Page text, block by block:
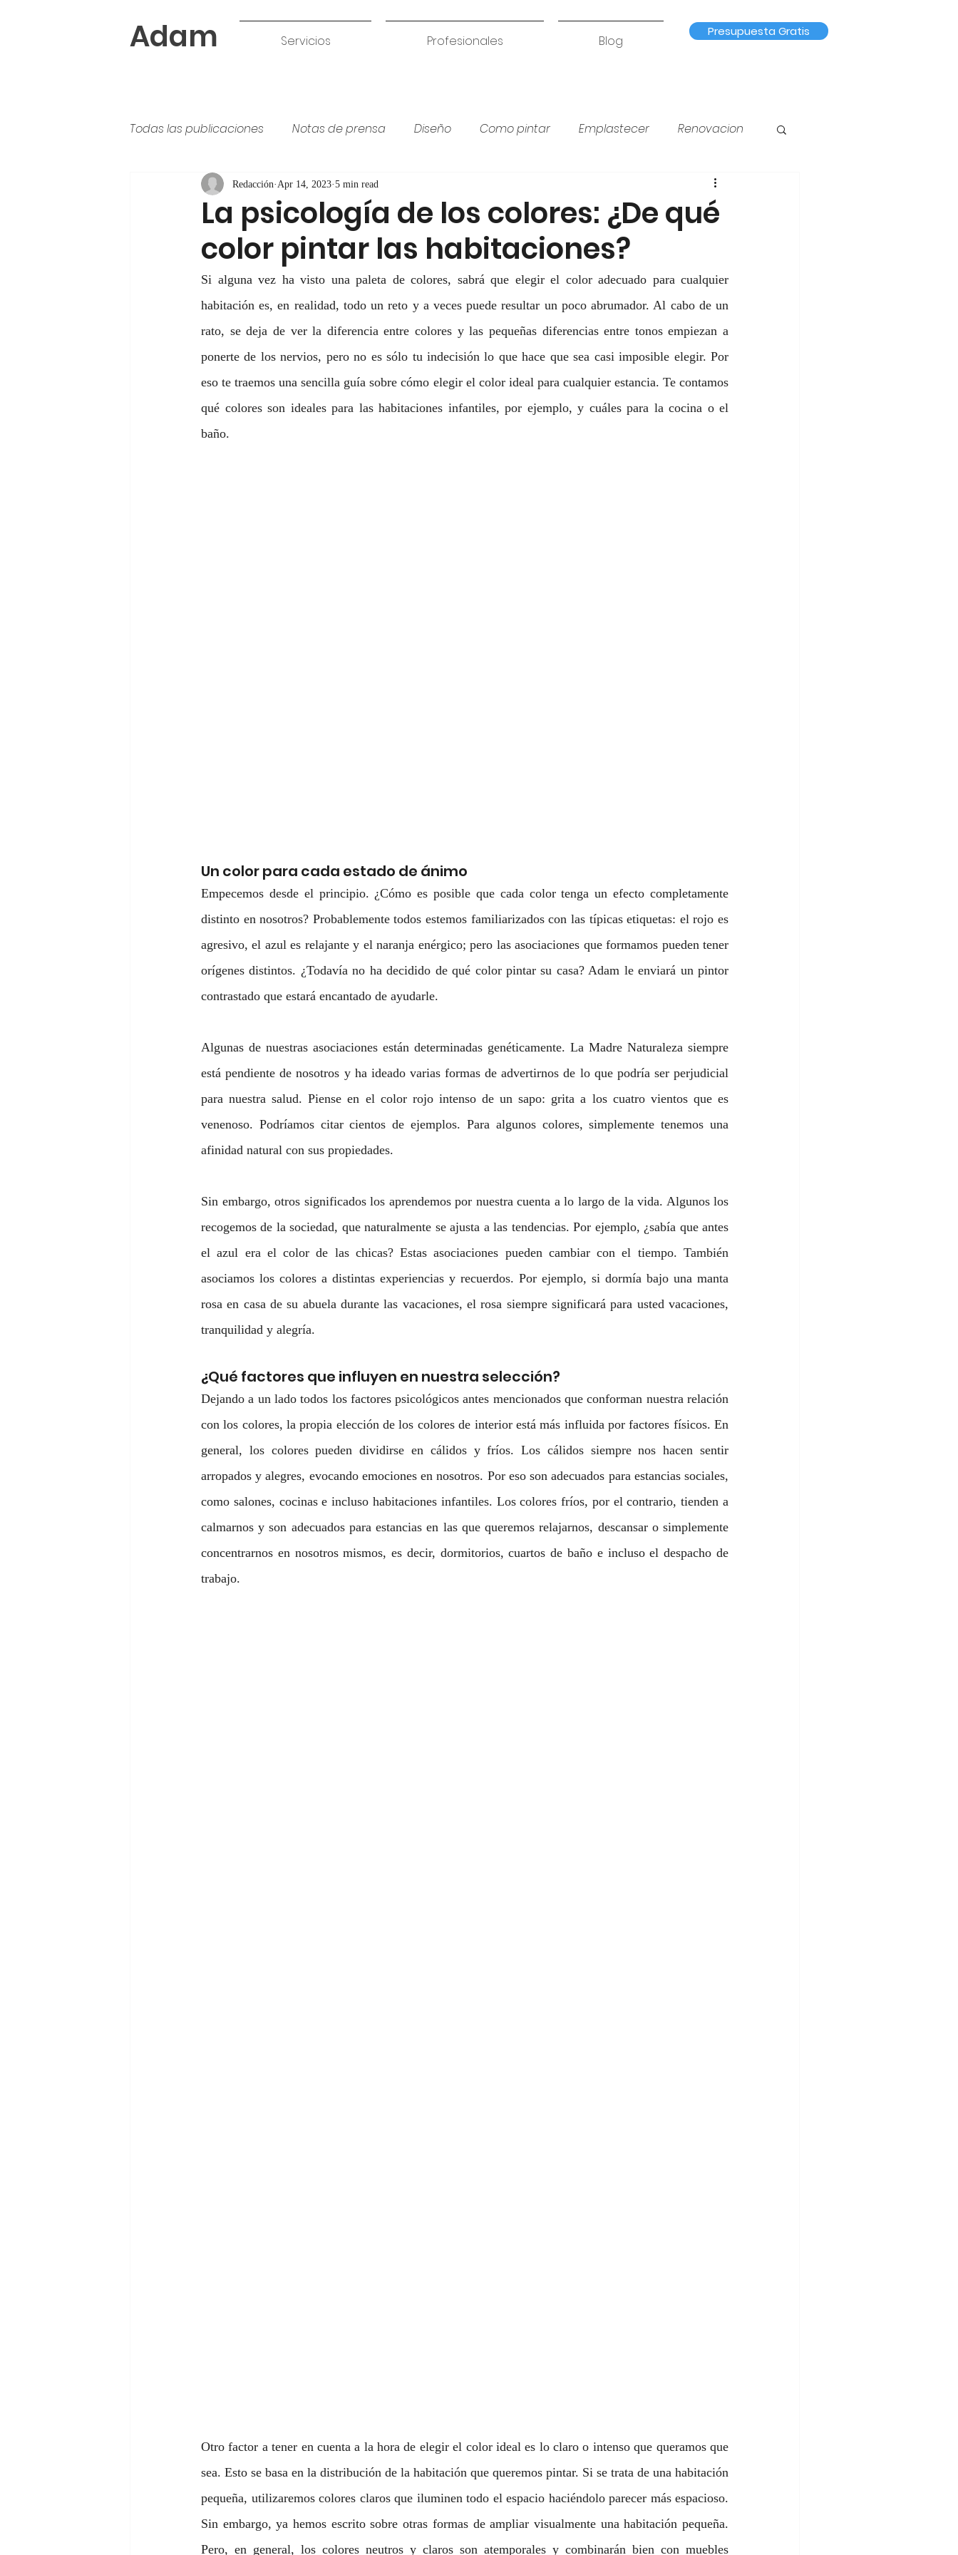
Adam Servicios Profesionales Blog
Presupuesta Gratis
Todas las publicaciones Notas de prensa Diseño Como pintar Emplastecer Renovacion
Tipos de pintura colores Colores para habitación Iluminación
La psicología de los colores: ¿De qué
color pintar las habitaciones?
Redacción Apr 14, 2023 5 min read
Si alguna vez ha visto una paleta de colores, sabrá que elegir el color adecuado para cualquier
habitación es, en realidad, todo un reto y a veces puede resultar un poco abrumador. Al cabo de un
rato, se deja de ver la diferencia entre colores y las pequeñas diferencias entre tonos empiezan a
ponerte de los nervios, pero no es sólo tu indecisión lo que hace que sea casi imposible elegir. Por
eso te traemos una sencilla guía sobre cómo elegir el color ideal para cualquier estancia. Te contamos
qué colores son ideales para las habitaciones infantiles, por ejemplo, y cuáles para la cocina o el
baño.
Un color para cada estado de ánimo
Empecemos desde el principio. ¿Cómo es posible que cada color tenga un efecto completamente
distinto en nosotros? Probablemente todos estemos familiarizados con las típicas etiquetas: el rojo es
agresivo, el azul es relajante y el naranja enérgico; pero las asociaciones que formamos pueden tener
orígenes distintos. ¿Todavía no ha decidido de qué color pintar su casa? Adam le enviará un pintor
contrastado que estará encantado de ayudarle.
Algunas de nuestras asociaciones están determinadas genéticamente. La Madre Naturaleza siempre
está pendiente de nosotros y ha ideado varias formas de advertirnos de lo que podría ser perjudicial
para nuestra salud. Piense en el color rojo intenso de un sapo: grita a los cuatro vientos que es
venenoso. Podríamos citar cientos de ejemplos. Para algunos colores, simplemente tenemos una
afinidad natural con sus propiedades.
Sin embargo, otros significados los aprendemos por nuestra cuenta a lo largo de la vida. Algunos los
recogemos de la sociedad, que naturalmente se ajusta a las tendencias. Por ejemplo, ¿sabía que antes
el azul era el color de las chicas? Estas asociaciones pueden cambiar con el tiempo. También
asociamos los colores a distintas experiencias y recuerdos. Por ejemplo, si dormía bajo una manta
rosa en casa de su abuela durante las vacaciones, el rosa siempre significará para usted vacaciones,
tranquilidad y alegría.
¿Qué factores que influyen en nuestra selección?
Dejando a un lado todos los factores psicológicos antes mencionados que conforman nuestra relación
con los colores, la propia elección de los colores de interior está más influida por factores físicos. En
general, los colores pueden dividirse en cálidos y fríos. Los cálidos siempre nos hacen sentir
arropados y alegres, evocando emociones en nosotros. Por eso son adecuados para estancias sociales,
como salones, cocinas e incluso habitaciones infantiles. Los colores fríos, por el contrario, tienden a
calmarnos y son adecuados para estancias en las que queremos relajarnos, descansar o simplemente
concentrarnos en nosotros mismos, es decir, dormitorios, cuartos de baño e incluso el despacho de
trabajo.
Otro factor a tener en cuenta a la hora de elegir el color ideal es lo claro o intenso que queramos que
sea. Esto se basa en la distribución de la habitación que queremos pintar. Si se trata de una habitación
pequeña, utilizaremos colores claros que iluminen todo el espacio haciéndolo parecer más espacioso.
Sin embargo, ya hemos escrito sobre otras formas de ampliar visualmente una habitación pequeña.
Pero, en general, los colores neutros y claros son atemporales y combinarán bien con muebles